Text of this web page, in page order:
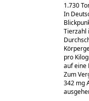
1.730
In
Tierzahl
pro
auf eine
Zum
342 mg